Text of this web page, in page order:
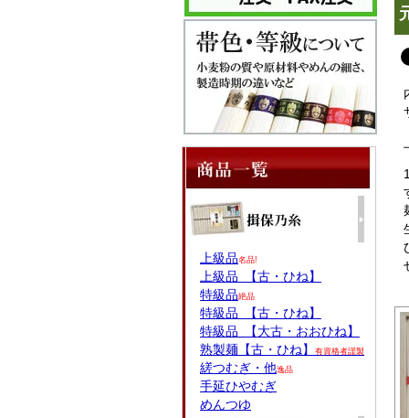
上級品名品!
上級品 【古・ひね】
特級品絶品
特級品 【古・ひね】
特級品 【大古・おおひね】
熟製麺【古・ひね】
有資格者謹製
縒つむぎ・他逸品
手延ひやむぎ
めんつゆ